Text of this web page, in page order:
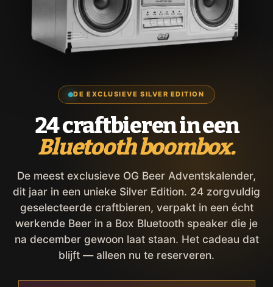
DE EXCLUSIEVE SILVER EDITION
24 craftbieren in een
Bluetooth boombox.
De meest exclusieve OG Beer Adventskalender,
dit jaar in een unieke Silver Edition. 24 zorgvuldig
geselecteerde craftbieren, verpakt in een écht
werkende Beer in a Box Bluetooth speaker die je
na december gewoon laat staan. Het cadeau dat
blijft — alleen nu te reserveren.